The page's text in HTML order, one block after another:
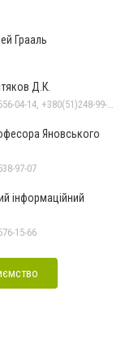
Грааль
Д.К.
Яновського
97-07
інформаційний
15-66